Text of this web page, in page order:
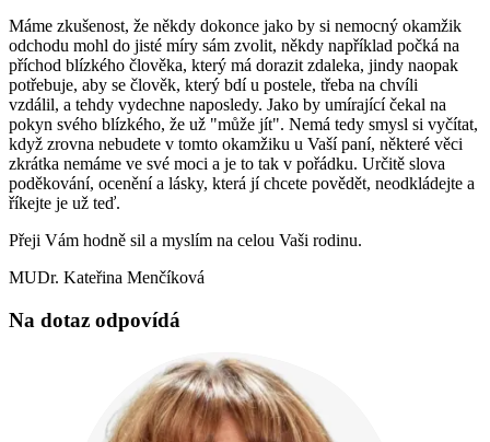
Máme zkušenost, že někdy dokonce jako by si nemocný okamžik
odchodu mohl do jisté míry sám zvolit, někdy například počká na
příchod blízkého člověka, který má dorazit zdaleka, jindy naopak
potřebuje, aby se člověk, který bdí u postele, třeba na chvíli
vzdálil, a tehdy vydechne naposledy. Jako by umírající čekal na
pokyn svého blízkého, že už "může jít". Nemá tedy smysl si vyčítat,
když zrovna nebudete v tomto okamžiku u Vaší paní, některé věci
zkrátka nemáme ve své moci a je to tak v pořádku. Určitě slova
poděkování, ocenění a lásky, která jí chcete povědět, neodkládejte a
říkejte je už teď.
Přeji Vám hodně sil a myslím na celou Vaši rodinu.
MUDr. Kateřina Menčíková
Na dotaz odpovídá